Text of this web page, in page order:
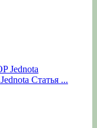
Статья ...